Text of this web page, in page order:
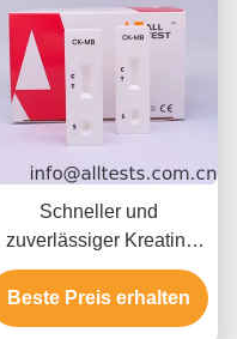
Schneller und
zuverlässiger Kreatin-
Kinase MB CK - schnelle
Test-Ausrüstung MB für
hohe Empfindlichkeit
Beste Preis erhalten